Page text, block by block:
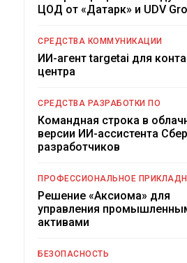
ЦОД от «Датарк» и UDV
СРЕДСТВА КОММУНИКАЦИИ
ИИ-агент targetai для
центра
СРЕДСТВА РАЗРАБОТКИ ПО
Командная строка в
версии ИИ-ассистента
разработчиков
ПРОФЕССИОНАЛЬНОЕ
Решение «Аксиома» для
управления
активами
БЕЗОПАСНОСТЬ